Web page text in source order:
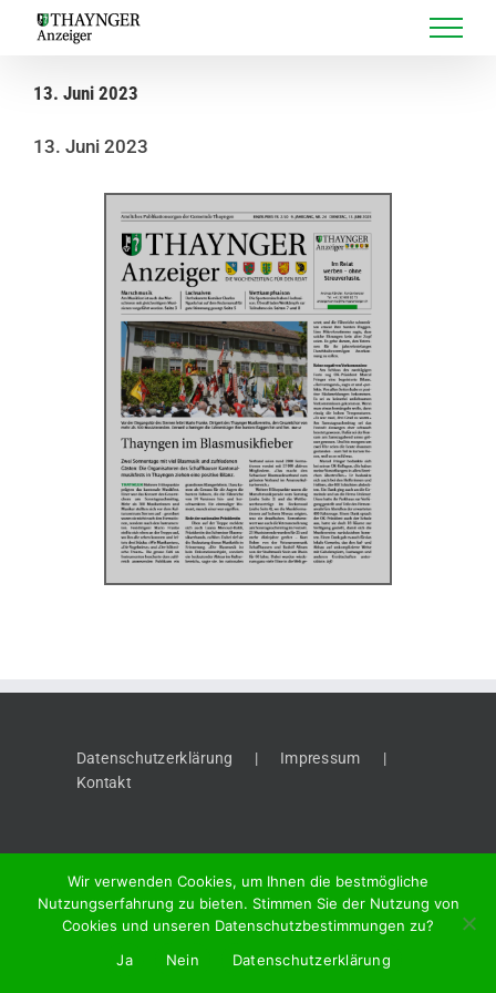
13. Juni 2023
13. Juni 2023
Datenschutzerklärung
Impressum
Kontakt
2026 "Thaynger Anzeiger", Meier + Cie AG, Vordergasse 58, 8201
Schaffhausen
Wir verwenden Cookies, um Ihnen die bestmögliche
Nutzungserfahrung zu bieten. Stimmen Sie der Nutzung von
Cookies und unseren Datenschutzbestimmungen zu?
Ja
Nein Datenschutzerklärung